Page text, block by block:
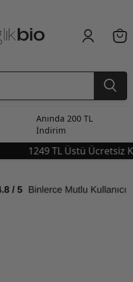
Anında 200 TL
İndirim
1249 TL Üstü Ücretsiz Kargo